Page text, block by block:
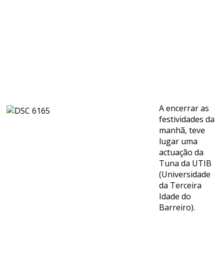
A encerrar as
festividades da
manhã, teve
lugar uma
actuação da
Tuna da UTIB
(Universidade
da Terceira
Idade do
Barreiro).